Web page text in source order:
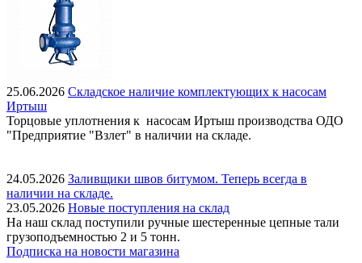
25.06.2026 Складское наличие комплектующих к насосам
Иртыш
Торцовые уплотнения к насосам Иртыш производства ОДО
"Предприятие "Взлет" в наличии на складе.
24.05.2026 Заливщики швов битумом. Теперь всегда в
наличии на складе.
23.05.2026 Новые поступления на склад
На наш склад поступили ручные шестеренные цепные тали
грузоподъемностью 2 и 5 тонн.
Подписка на новости магазина